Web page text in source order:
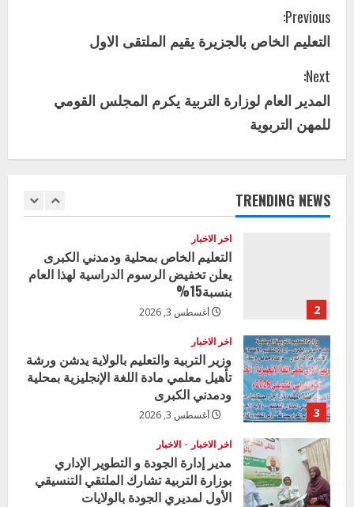
C
o
n
t
i
n
u
e
a
d
i
n
g
Previous:
التعليم الخاص بالجزيرة يقيم الملتقى الاول
Next:
المدير العام لوزارة التربية يكرم المجلس القومي
للمهن التربوية
TRENDING NEWS
5
الاخبار
إدارة الأنشطة المدرسية بمحلية مدني
يوليو 29, 2026
1
2
اخر الاخبار
التعليم الخاص بمحلية ودمدني الكبرى
يعلن تخفيض الرسوم الدراسية لهذا العام
بنسبة15%
أغسطس 3, 2026
3
اخر الاخبار
وزير التربية والتعليم بالولاية يدشن ورشة
تأهيل معلمي مادة اللغة الإنجليزية بمحلية
ودمدني الكبرى
أغسطس 3, 2026
اخر الاخبار الاخبار
مدير إدارة الجودة و التطوير الإداري
بوزارة التربية تشارك الملتقي التنسيقي
الأول لمديري الجودة بالولايات